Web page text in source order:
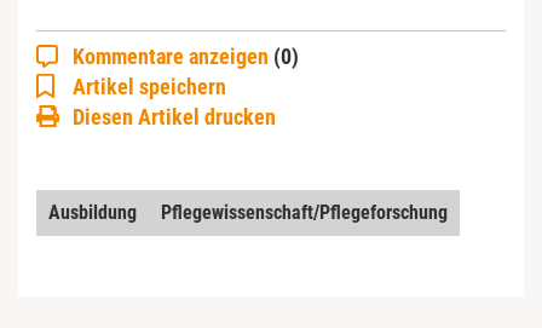
Kommentare anzeigen (0)
Artikel speichern
Diesen Artikel drucken
Ausbildung Pflegewissenschaft/Pflegeforschung